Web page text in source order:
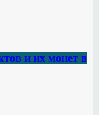
и их монет в